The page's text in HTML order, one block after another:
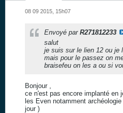
08 09 2015, 15h07
Envoyé par R271812233
salut
je suis sur le lien 12 ou je
mais pour le passez on
braisefeu on les a ou si
Bonjour ,
ce n'est pas encore implanté en
les Even notamment
jour )